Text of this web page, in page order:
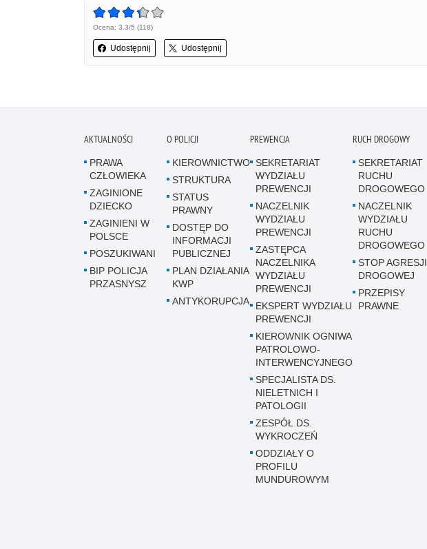
Ocena: 3.3/5 (118)
Udostępnij Udostępnij
AKTUALNOŚCI
PRAWA
CZŁOWIEKA
ZAGINIONE
DZIECKO
ZAGINIENI W
POLSCE
POSZUKIWANI
BIP POLICJA
PRZASNYSZ
O POLICJI
KIEROWNICTWO
STRUKTURA
STATUS
PRAWNY
DOSTĘP DO
INFORMACJI
PUBLICZNEJ
PLAN DZIAŁANIA
KWP
ANTYKORUPCJA
PREWENCJA
SEKRETARIAT
WYDZIAŁU
PREWENCJI
NACZELNIK
WYDZIAŁU
PREWENCJI
ZASTĘPCA
NACZELNIKA
WYDZIAŁU
PREWENCJI
EKSPERT WYDZIAŁU
PREWENCJI
KIEROWNIK OGNIWA
PATROLOWO-
INTERWENCYJNEGO
SPECJALISTA DS.
NIELETNICH I
PATOLOGII
ZESPÓŁ DS.
WYKROCZEŃ
ODDZIAŁY O
PROFILU
MUNDUROWYM
RUCH DROGOWY
SEKRETARIAT
RUCHU
DROGOWEGO
NACZELNIK
WYDZIAŁU
RUCHU
DROGOWEGO
STOP AGRESJI
DROGOWEJ
PRZEPISY
PRAWNE